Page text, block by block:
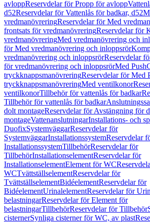
avloppReservdelar för Propp för avlopp
d52Reservdelar för Vattenlås för badkar, d52
vredmanövreringReservdelar för Med
frontsats för vredmanövreringReservdelar för
vredmanövreringMed vredmanövrering och
för Med vredmanövrering och inloppsrör
vredmanövrering och inloppsrörReservdelar
för vredmanövrering och inloppsrörMed
tryckknappsmanövreringReservdelar för Med
tryckknappsmanövreringMed ventilkonor
ventilkonorTillbehör för vattenlås för badkar
Tillbehör för vattenlås för badkar
dolt montageReservdelar för Avstängning för
montageVattenanslutningarInstallations- och
DuofixSystemväggarReservdelar för
SystemväggarInstallationssystemReservdelar
InstallationssystemTillbehörReservdelar för
TillbehörInstallationselementReservdelar för
InstallationselementElement för WC
WCTvättställselementReservdelar för
TvättställselementBidéelementReservdelar för
BidéelementUrinalelementReservdelar för
belastningarReservdelar för Element för
belastningarTillbehörReservdelar för Tillbehör
cisternerSynliga cisterner för WC, av plast